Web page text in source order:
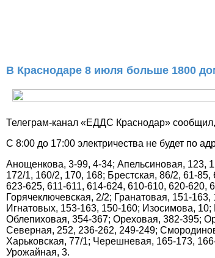
В Краснодаре 8 июля больше 1800
Телеграм-канал «ЕДДС Краснодар» сообщил,
С 8:00 до 17:00 электричества не будет по
Анощенкова, 3-99, 4-34; Апельсиновая, 123,
172/1, 160/2, 170, 168; Брестская, 86/2, 61-
623-625, 611-611, 614-624, 610-610, 620-620,
Горячеключевская, 2/2; Гранатовая, 151-
Игнатовых, 153-163, 150-160; Изосимова,
Облепиховая, 354-367; Ореховая, 382-395;
Северная, 252, 236-262, 249-249;
Харьковская, 77/1; Черешневая, 165-173,
Урожайная, 3.